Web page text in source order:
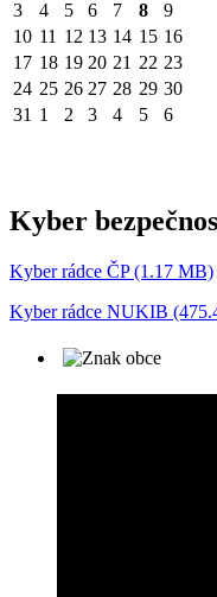
3
4 5 6 7 8
9
10 11 12 13 14 15 16
17 18 19 20 21 22 23
24 25 26 27 28 29 30
31 1 2 3 4 5 6
Kyber
Kyber rádce ČP (1.17 MB)
Kyber rádce NUKIB